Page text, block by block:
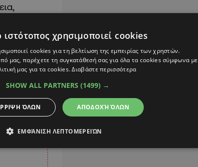
ιστότοπος χρησιμοποιεί cookies
cookies για τη βελτίωση της εμπειρίας των χρηστών.
μας, παρέχετε τη συγκατάθεσή σας για όλα τα cookies σύμφωνα με
μας για τα cookies.Διαβάστε περισσότερα
SHOW ALL PARTNERS (1499) →
ΑΠΟΔΟΧΉ ΌΛΩΝ
ΌΛΩΝ
ΕΜΦΆΝΙΣΗ ΛΕΠΤΟΜΕΡΕΙΏΝ